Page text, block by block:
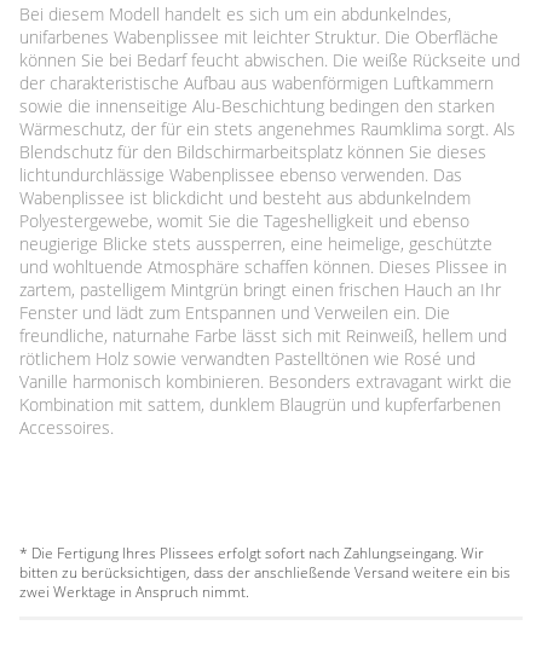
Bei diesem Modell handelt es sich um ein abdunkelndes,
unifarbenes Wabenplissee mit leichter Struktur. Die Oberfläche
können Sie bei Bedarf feucht abwischen. Die weiße Rückseite und
der charakteristische Aufbau aus wabenförmigen Luftkammern
sowie die innenseitige Alu-Beschichtung bedingen den starken
Wärmeschutz, der für ein stets angenehmes Raumklima sorgt. Als
Blendschutz für den Bildschirmarbeitsplatz können Sie dieses
lichtundurchlässige Wabenplissee ebenso verwenden. Das
Wabenplissee ist blickdicht und besteht aus abdunkelndem
Polyestergewebe, womit Sie die Tageshelligkeit und ebenso
neugierige Blicke stets aussperren, eine heimelige, geschützte
und wohltuende Atmosphäre schaffen können. Dieses Plissee in
zartem, pastelligem Mintgrün bringt einen frischen Hauch an Ihr
Fenster und lädt zum Entspannen und Verweilen ein. Die
freundliche, naturnahe Farbe lässt sich mit Reinweiß, hellem und
rötlichem Holz sowie verwandten Pastelltönen wie Rosé und
Vanille harmonisch kombinieren. Besonders extravagant wirkt die
Kombination mit sattem, dunklem Blaugrün und kupferfarbenen
Accessoires.
* Die Fertigung Ihres Plissees erfolgt sofort nach Zahlungseingang. Wir
bitten zu berücksichtigen, dass der anschließende Versand weitere ein bis
zwei Werktage in Anspruch nimmt.